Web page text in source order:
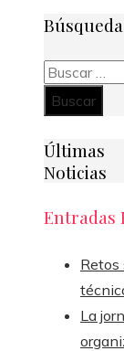
Búsqueda
Buscar:
Últimas
Noticias
Entradas
Retos
La